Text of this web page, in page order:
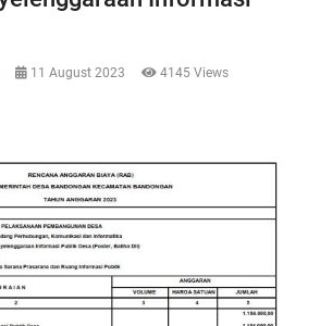
11 August 2023 4145 Views